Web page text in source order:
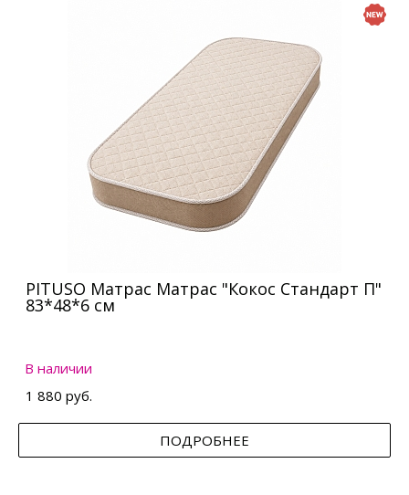
PITUSO Матрас Матрас "Кокос Стандарт П"
83*48*6 см
В наличии
1 880 руб.
ПОДРОБНЕЕ